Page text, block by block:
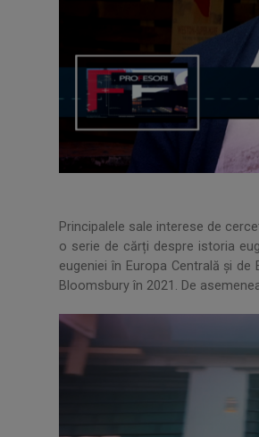
Principalele sale interese de
o serie de cărți despre istoria
eugeniei în Europa Centrală și
Bloomsbury în 2021. De